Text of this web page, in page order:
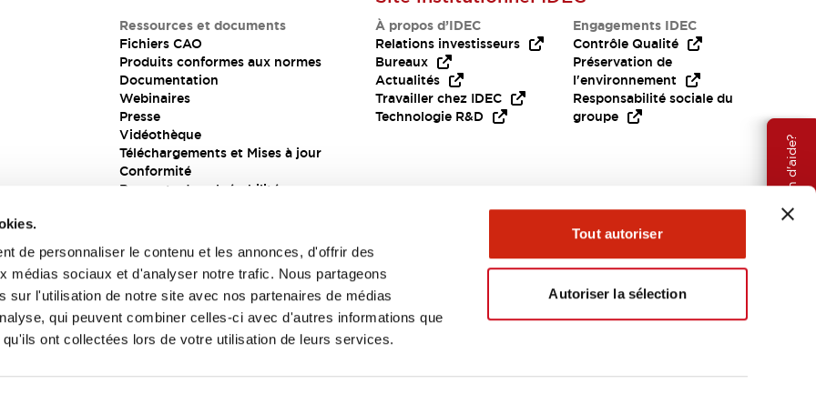
de personnaliser le contenu et les annonces, d'offrir des
médias sociaux et d'analyser notre trafic. Nous partageons
sur l'utilisation de notre site avec nos partenaires de médias
qui peuvent combiner celles-ci avec d'autres informations que
ont collectées lors de votre utilisation de leurs services.
Tout autoriser
Autoriser la sélection
Besoin d'aide?
Ressources et documents
Fichiers CAO
Produits conformes aux normes
Documentation
Webinaires
Presse
Vidéothèque
Téléchargements et Mises à jour
Conformité
Rapports de vulnérabilité
À propos d’IDEC
Relations investisseurs
Bureaux
Actualités
Travailler chez IDEC
Technologie R&D
Engagements IDEC
Contrôle Qualité
Préservation de
l'environnement
Responsabilité sociale du
groupe
générales EMEA